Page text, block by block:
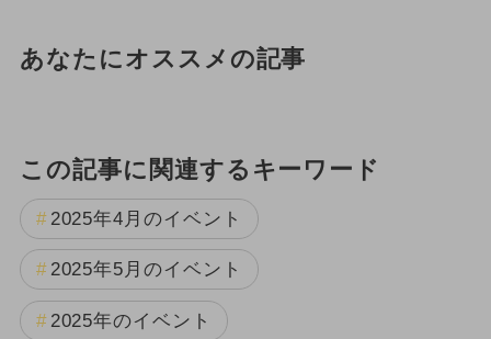
あなたにオススメの記事
この記事に関連するキーワード
2025年4月のイベント
2025年5月のイベント
2025年のイベント